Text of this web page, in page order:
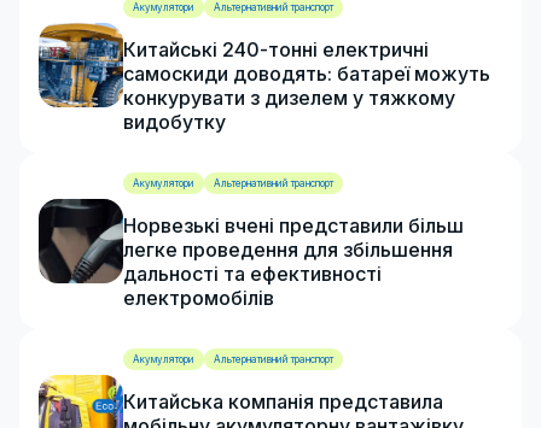
Акумулятори Альтернативний транспорт
Китайські 240-тонні електричні
самоскиди доводять: батареї можуть
конкурувати з дизелем у тяжкому
видобутку
Акумулятори Альтернативний транспорт
Норвезькі вчені представили більш
легке проведення для збільшення
дальності та ефективності
електромобілів
Акумулятори Альтернативний транспорт
Китайська компанія представила